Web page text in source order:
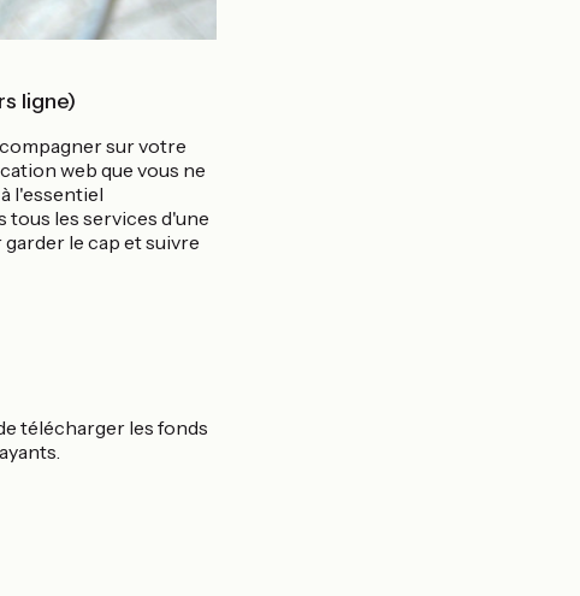
ligne)
sur votre
web que vous ne
l'essentiel
tous les services d'une
le cap et suivre
télécharger les fonds